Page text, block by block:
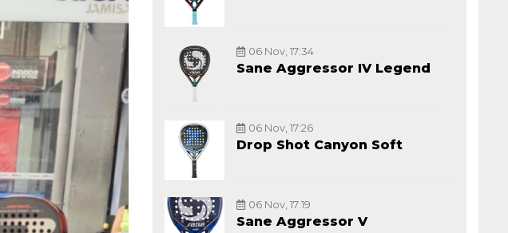
06 Nov, 17:34
Sane Aggressor IV Legend
06 Nov, 17:26
Drop Shot Canyon Soft
06 Nov, 17:19
Sane Aggressor V